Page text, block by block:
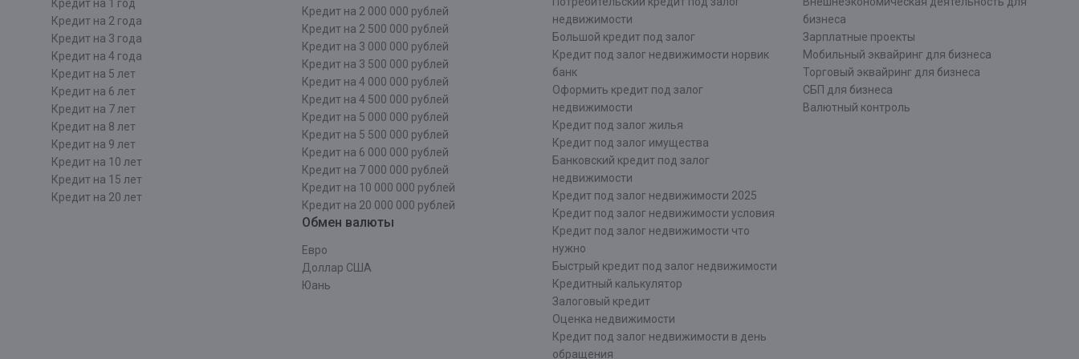
Кредит на 1 год
Кредит на 2 года
Кредит на 3 года
Кредит на 4 года
Кредит на 5 лет
Кредит на 6 лет
Кредит на 7 лет
Кредит на 8 лет
Кредит на 9 лет
Кредит на 10 лет
Кредит на 15 лет
Кредит на 20 лет
Кредит на 2 000 000 рублей
Кредит на 2 500 000 рублей
Кредит на 3 000 000 рублей
Кредит на 3 500 000 рублей
Кредит на 4 000 000 рублей
Кредит на 4 500 000 рублей
Кредит на 5 000 000 рублей
Кредит на 5 500 000 рублей
Кредит на 6 000 000 рублей
Кредит на 7 000 000 рублей
Кредит на 10 000 000 рублей
Кредит на 20 000 000 рублей
Обмен валюты
Евро
Доллар США
Юань
недвижимости
Большой кредит под залог
Кредит под залог недвижимости норвик
банк
Оформить кредит под залог
недвижимости
Кредит под залог жилья
Кредит под залог имущества
Банковский кредит под залог
недвижимости
Кредит под залог недвижимости 2025
Кредит под залог недвижимости условия
Кредит под залог недвижимости что
нужно
Быстрый кредит под залог недвижимости
Кредитный калькулятор
Залоговый кредит
Оценка недвижимости
Кредит под залог недвижимости в день
обращения
бизнеса
Зарплатные проекты
Мобильный эквайринг для бизнеса
Торговый эквайринг для бизнеса
СБП для бизнеса
Валютный контроль